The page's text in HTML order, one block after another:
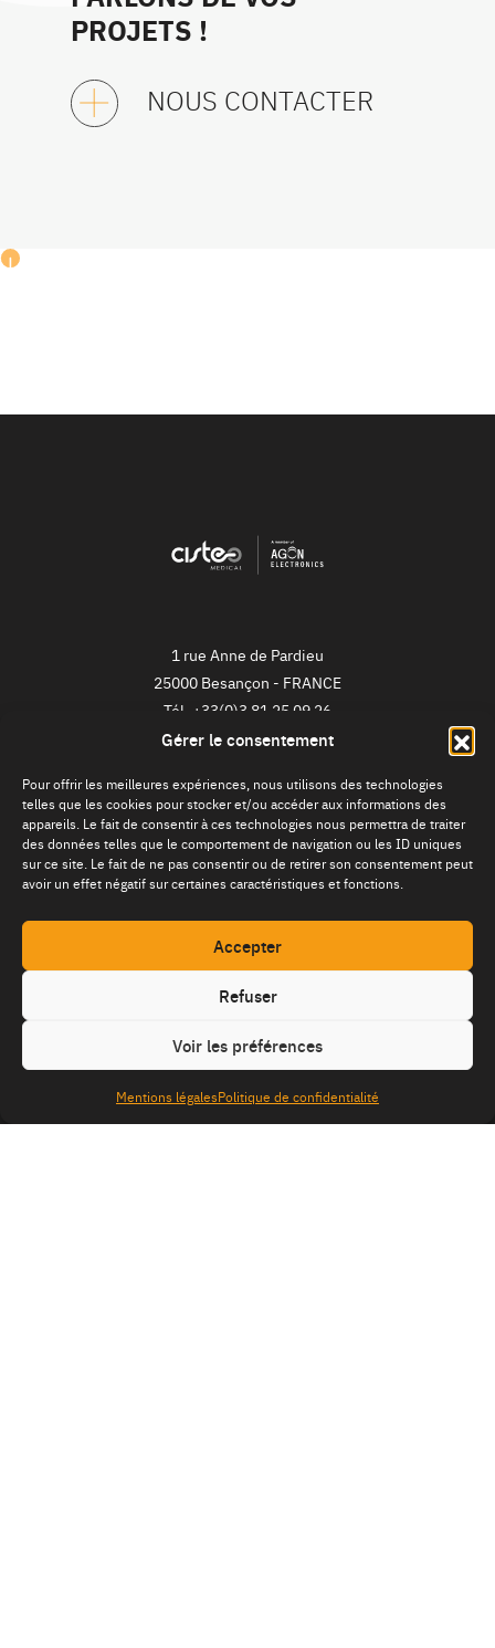
Gérer le consentement
Pour offrir les meilleures expériences, nous utilisons des technologies
telles que les cookies pour stocker et/ou accéder aux informations des
appareils. Le fait de consentir à ces technologies nous permettra de traiter
des données telles que le comportement de navigation ou les ID uniques
sur ce site. Le fait de ne pas consentir ou de retirer son consentement peut
avoir un effet négatif sur certaines caractéristiques et fonctions.
Accepter
Refuser
Voir les préférences
Mentions légalesPolitique de confidentialité
PROJETS !
NOUS CONTACTER
1 rue Anne de Pardieu
25000 Besançon - FRANCE
Tél. +33(0)3 81 25 09 26
NEWSLETTER
Je m'inscris !